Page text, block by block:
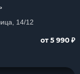
14/12
от 5 990 ₽